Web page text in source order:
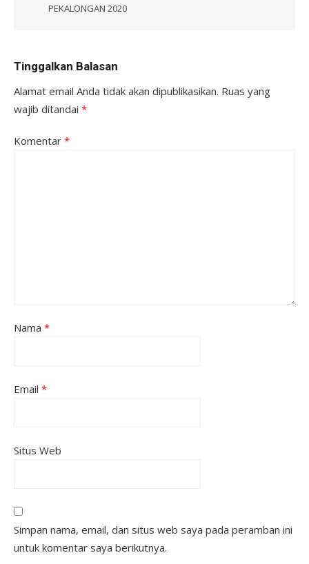
PEKALONGAN 2020
Tinggalkan Balasan
Alamat email Anda tidak akan dipublikasikan. Ruas yang
wajib ditandai *
Komentar *
Nama *
Email *
Situs Web
Simpan nama, email, dan situs web saya pada peramban ini
untuk komentar saya berikutnya.